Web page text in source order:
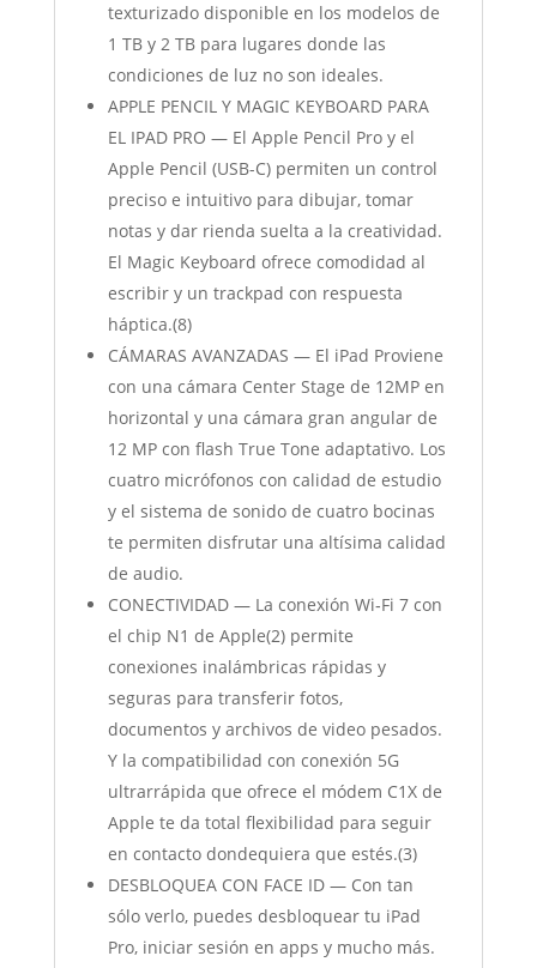
texturizado disponible en los modelos de
1 TB y 2 TB para lugares donde las
condiciones de luz no son ideales.
APPLE PENCIL Y MAGIC KEYBOARD PARA
EL IPAD PRO — El Apple Pencil Pro y el
Apple Pencil (USB-C) permiten un control
preciso e intuitivo para dibujar, tomar
notas y dar rienda suelta a la creatividad.
El Magic Keyboard ofrece comodidad al
escribir y un trackpad con respuesta
háptica.(8)
CÁMARAS AVANZADAS — El iPad Proviene
con una cámara Center Stage de 12MP en
horizontal y una cámara gran angular de
12 MP con flash True Tone adaptativo. Los
cuatro micrófonos con calidad de estudio
y el sistema de sonido de cuatro bocinas
te permiten disfrutar una altísima calidad
de audio.
CONECTIVIDAD — La conexión Wi‐Fi 7 con
el chip N1 de Apple(2) permite
conexiones inalámbricas rápidas y
seguras para transferir fotos,
documentos y archivos de video pesados.
Y la compatibilidad con conexión 5G
ultrarrápida que ofrece el módem C1X de
Apple te da total flexibilidad para seguir
en contacto dondequiera que estés.(3)
DESBLOQUEA CON FACE ID — Con tan
sólo verlo, puedes desbloquear tu iPad
Pro, iniciar sesión en apps y mucho más.